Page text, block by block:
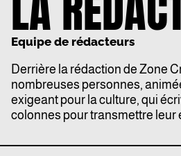
Equipe de rédacteurs
Derrière la rédaction de Zone
nombreuses personnes,
exigeant pour la culture, qui
colonnes pour transmettre leur